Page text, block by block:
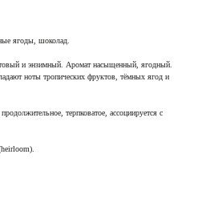
ягоды, шоколад.
и энзимный. Аромат насыщенный, ягодный.
ноты тропических фруктов, тёмных ягод и
терпковатое, ассоциируется с